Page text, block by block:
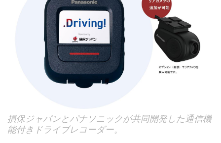
損保ジャパンとパナソニックが共同開発した通信機
能付きドライブレコーダー。